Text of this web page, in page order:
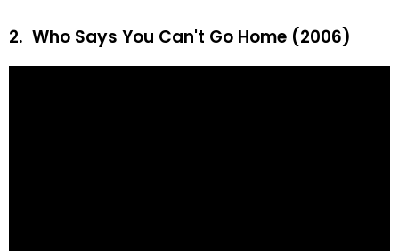
2. Who Says You Can't Go Home (2006)